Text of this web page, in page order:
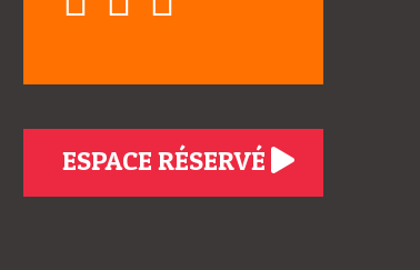
ESPACE RÉSERVÉ